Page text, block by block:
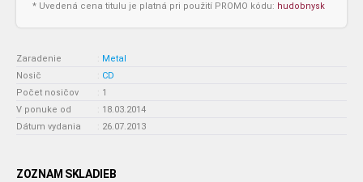
* Uvedená cena titulu je platná pri použití PROMO kódu: hudobnysk
Zaradenie : Metal
Nosič
: CD
Počet nosičov
: 1
V ponuke od
: 18.03.2014
Dátum vydania
: 26.07.2013
ZOZNAM SKLADIEB